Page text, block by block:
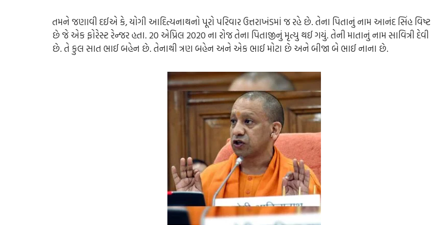
તમને જણાવી દઈએ કે, યોગી આદિત્યનાથનો પૂરો પરિવાર ઉત્તરાખંડમાં જ રહે છે. તેના પિતાનું નામ આનંદ સિંહ વિષ્ટ
છે જે એક ફોરેસ્ટ રેન્જર હતા. 20 એપ્રિલ 2020 ના રોજ તેના પિતાજીનું મૃત્યુ થઈ ગયું. તેની માતાનું નામ સાવિત્રી દેવી
છે. તે કુલ સાત ભાઈ બહેન છે. તેનાથી ત્રણ બહેન અને એક ભાઈ મોટા છે અને બીજા બે ભાઈ નાના છે.